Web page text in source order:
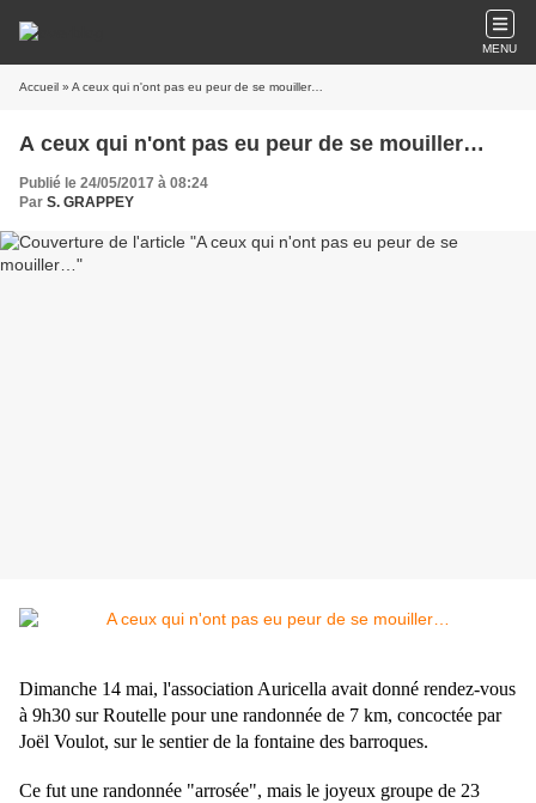
MENU
Accueil » A ceux qui n'ont pas eu peur de se mouiller…
A ceux qui n'ont pas eu peur de se mouiller…
Publié le 24/05/2017 à 08:24
Par S. GRAPPEY
Dimanche 14 mai, l'association Auricella avait donné rendez-vous
à 9h30 sur Routelle pour une randonnée de 7 km, concoctée par
Joël Voulot, sur le sentier de la fontaine des barroques.
Ce fut une randonnée "arrosée", mais le joyeux groupe de 23